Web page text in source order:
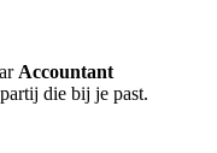
Accountant
die bij je past.